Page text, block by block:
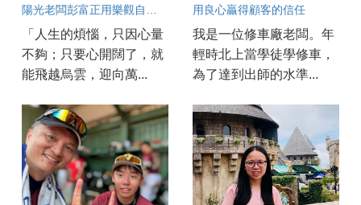
「人生的煩惱，只因心量
不夠；只要心開闊了，就
能飛越烏雲，迎向萬...
用良心贏得顧客的信任
我是一位修車廠老闆。年
輕時北上當學徒學修車，
為了達到出師的水準...